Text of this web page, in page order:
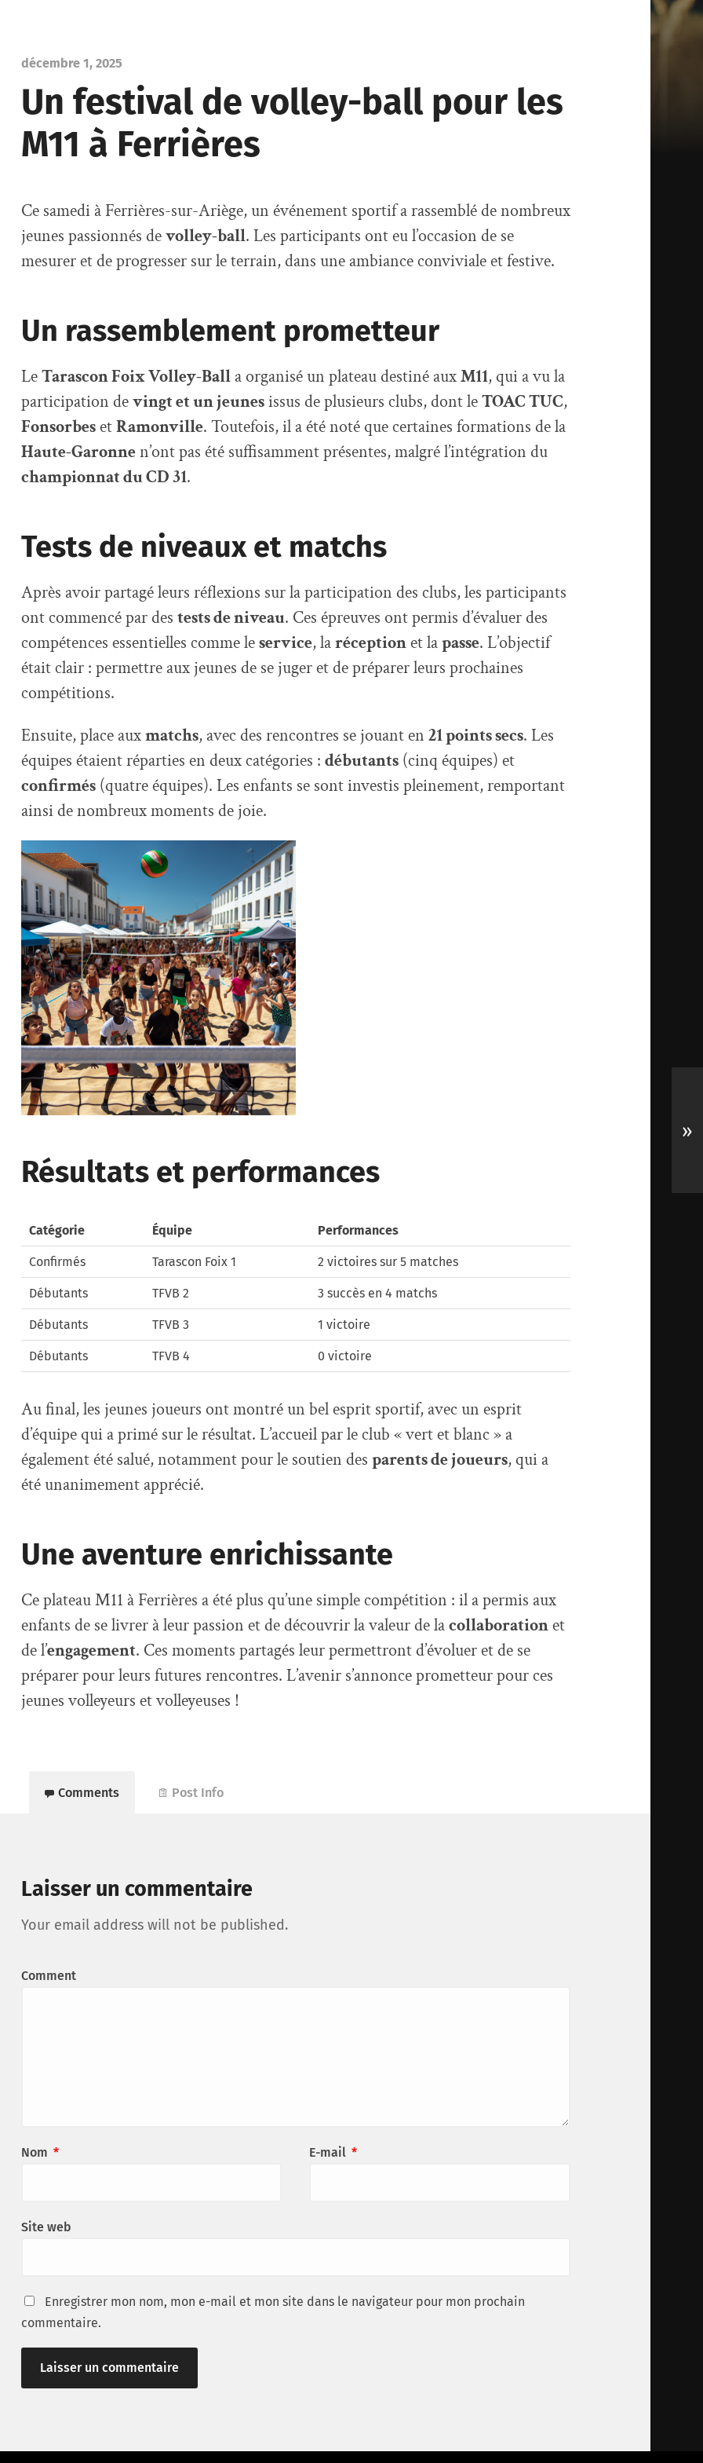
décembre 1, 2025
Un festival de volley-ball pour les
M11 à Ferrières
Ce samedi à Ferrières-sur-Ariège, un événement sportif a rassemblé de nombreux
jeunes passionnés devolley-ball. Les participants ont eu l’occasion de se
mesurer et de progresser sur le terrain, dans une ambiance conviviale et festive.
Un rassemblement prometteur
LeTarascon Foix Volley-Balla organisé un plateau destiné auxM11, qui a vu la
participation devingt et un jeunesissus de plusieurs clubs, dont leTOAC TUC,
FonsorbesetRamonville. Toutefois, il a été noté que certaines formations de la
Haute-Garonnen’ont pas été suffisamment présentes, malgré l’intégration du
championnat du CD 31.
Tests de niveaux et matchs
Après avoir partagé leurs réflexions sur la participation des clubs, les participants
ont commencé par des tests de niveau. Ces épreuves ont permis d’évaluer des
compétences essentielles comme leservice, laréceptionet lapasse. L’objectif
était clair : permettre aux jeunes de se juger et de préparer leurs prochaines
compétitions.
Ensuite, place auxmatchs, avec des rencontres se jouant en 21 points secs. Les
équipes étaient réparties en deux catégories : débutants(cinq équipes) et
confirmés(quatre équipes). Les enfants se sont investis pleinement, remportant
ainsi de nombreux moments de joie.
Résultats et performances
Catégorie Équipe Performances
Confirmés Tarascon Foix 1 2 victoires sur 5 matches
Débutants TFVB 2 3 succès en 4 matchs
Débutants TFVB 3 1 victoire
Débutants TFVB 4 0 victoire
Au final, les jeunes joueurs ont montré un bel esprit sportif, avec un esprit
d’équipe qui a primé sur le résultat. L’accueil par le club « vert et blanc » a
également été salué, notamment pour le soutien des parents de joueurs, qui a
été unanimement apprécié.
Une aventure enrichissante
Ce plateau M11 à Ferrières a été plus qu’une simple compétition : il a permis aux
enfants de se livrer à leur passion et de découvrir la valeur de lacollaborationet
de l’engagement. Ces moments partagés leur permettront d’évoluer et de se
préparer pour leurs futures rencontres. L’avenir s’annonce prometteur pour ces
jeunes volleyeurs et volleyeuses !
Comments Post Info
Laisser un commentaire
Your email address will not be published.
Comment
Nom * E-mail *
Site web
Enregistrer mon nom, mon e-mail et mon site dans le navigateur pour mon prochain
commentaire.
»